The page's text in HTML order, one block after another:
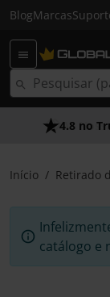
BlogMarcas
4.8 no
Início Retirado
catálogo e